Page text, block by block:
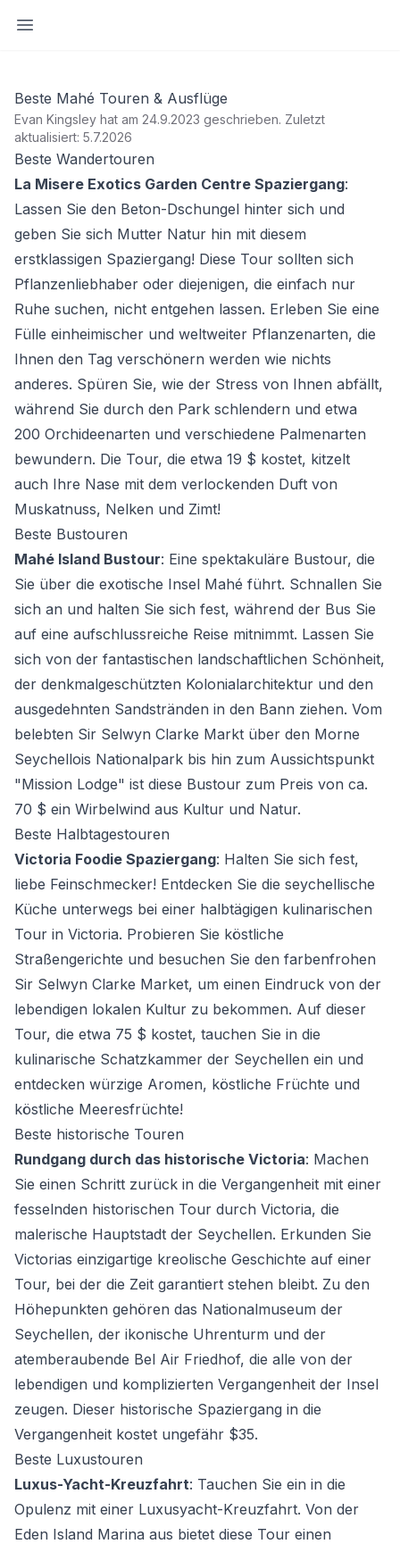
Seitenleiste öffnen
Beste Mahé Touren & Ausflüge
Evan Kingsley hat am 24.9.2023 geschrieben. Zuletzt
aktualisiert: 5.7.2026
Beste Wandertouren
La Misere Exotics Garden Centre Spaziergang:
Lassen Sie den Beton-Dschungel hinter sich und
geben Sie sich Mutter Natur hin mit diesem
erstklassigen Spaziergang! Diese Tour sollten sich
Pflanzenliebhaber oder diejenigen, die einfach nur
Ruhe suchen, nicht entgehen lassen. Erleben Sie eine
Fülle einheimischer und weltweiter Pflanzenarten, die
Ihnen den Tag verschönern werden wie nichts
anderes. Spüren Sie, wie der Stress von Ihnen abfällt,
während Sie durch den Park schlendern und etwa
200 Orchideenarten und verschiedene Palmenarten
bewundern. Die Tour, die etwa 19 $ kostet, kitzelt
auch Ihre Nase mit dem verlockenden Duft von
Muskatnuss, Nelken und Zimt!
Beste Bustouren
Mahé Island Bustour: Eine spektakuläre Bustour, die
Sie über die exotische Insel Mahé führt. Schnallen Sie
sich an und halten Sie sich fest, während der Bus Sie
auf eine aufschlussreiche Reise mitnimmt. Lassen Sie
sich von der fantastischen landschaftlichen Schönheit,
der denkmalgeschützten Kolonialarchitektur und den
ausgedehnten Sandstränden in den Bann ziehen. Vom
belebten Sir Selwyn Clarke Markt über den Morne
Seychellois Nationalpark bis hin zum Aussichtspunkt
"Mission Lodge" ist diese Bustour zum Preis von ca.
70 $ ein Wirbelwind aus Kultur und Natur.
Beste Halbtagestouren
Victoria Foodie Spaziergang: Halten Sie sich fest,
liebe Feinschmecker! Entdecken Sie die seychellische
Küche unterwegs bei einer halbtägigen kulinarischen
Tour in Victoria. Probieren Sie köstliche
Straßengerichte und besuchen Sie den farbenfrohen
Sir Selwyn Clarke Market, um einen Eindruck von der
lebendigen lokalen Kultur zu bekommen. Auf dieser
Tour, die etwa 75 $ kostet, tauchen Sie in die
kulinarische Schatzkammer der Seychellen ein und
entdecken würzige Aromen, köstliche Früchte und
köstliche Meeresfrüchte!
Beste historische Touren
Rundgang durch das historische Victoria: Machen
Sie einen Schritt zurück in die Vergangenheit mit einer
fesselnden historischen Tour durch Victoria, die
malerische Hauptstadt der Seychellen. Erkunden Sie
Victorias einzigartige kreolische Geschichte auf einer
Tour, bei der die Zeit garantiert stehen bleibt. Zu den
Höhepunkten gehören das Nationalmuseum der
Seychellen, der ikonische Uhrenturm und der
atemberaubende Bel Air Friedhof, die alle von der
lebendigen und komplizierten Vergangenheit der Insel
zeugen. Dieser historische Spaziergang in die
Vergangenheit kostet ungefähr $35.
Beste Luxustouren
Luxus-Yacht-Kreuzfahrt: Tauchen Sie ein in die
Opulenz mit einer Luxusyacht-Kreuzfahrt. Von der
Eden Island Marina aus bietet diese Tour einen